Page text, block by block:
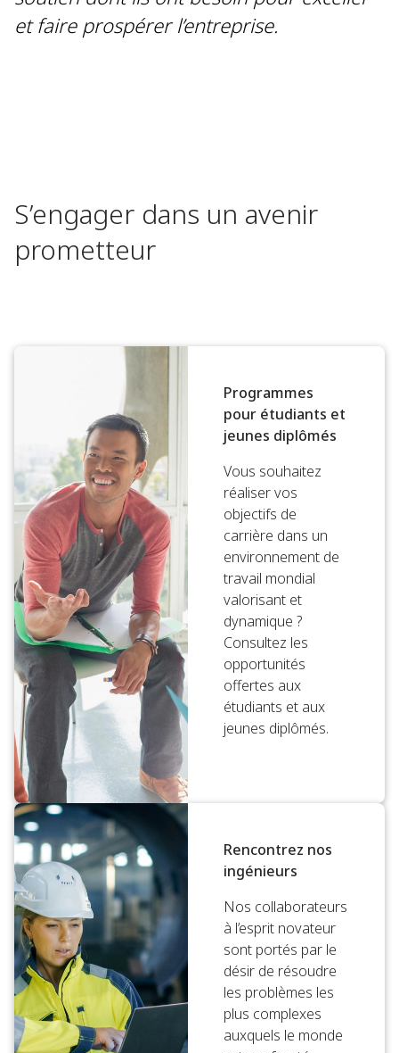
et faire prospérer l’entreprise.
S’engager dans un avenir
prometteur
Programmes
pour étudiants et
jeunes diplômés
Vous souhaitez
réaliser vos
objectifs de
carrière dans un
environnement de
travail mondial
valorisant et
dynamique ?
Consultez les
opportunités
offertes aux
étudiants et aux
jeunes diplômés.
Rencontrez nos
ingénieurs
Nos collaborateurs
à l’esprit novateur
sont portés par le
désir de résoudre
les problèmes les
plus complexes
auxquels le monde